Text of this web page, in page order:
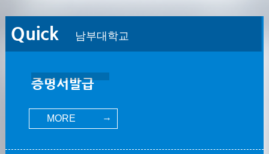
Quick 남부대학교
증명서발급
MORE